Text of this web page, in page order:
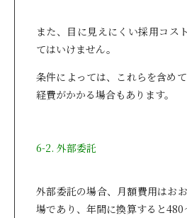
また、目に見えにくい採用コス
てはいけません。
条件によっては、これらを含め
経費がかかる場合もあります。
6-2. 外部委託
外部委託の場合、月額費用はお
場であり、年間に換算すると480